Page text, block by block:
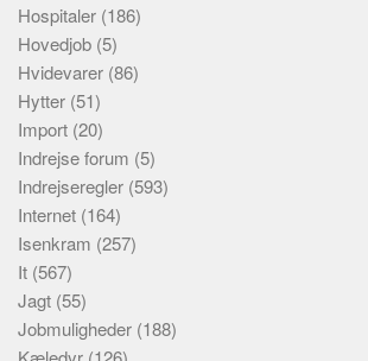
Hospitaler (186)
Hovedjob (5)
Hvidevarer (86)
Hytter (51)
Import (20)
Indrejse forum (5)
Indrejseregler (593)
Internet (164)
Isenkram (257)
It (567)
Jagt (55)
Jobmuligheder (188)